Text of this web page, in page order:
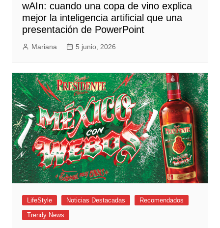
wAIn: cuando una copa de vino explica
mejor la inteligencia artificial que una
presentación de PowerPoint
Mariana 5 junio, 2026
LifeStyle Noticias Destacadas
Recomendados
Trendy News